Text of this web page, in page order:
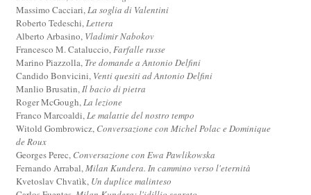
Massimo Cacciari,La soglia di Valentini
Roberto Tedeschi,Lettera
Alberto Arbasino, Vladimir Nabokov
Francesco M. Cataluccio,Farfalle russe
Marino Piazzolla, Tre domande a Antonio Delfini
Candido Bonvicini, Venti quesiti ad Antonio Delfini
Manlio Brusatin,Il bacio di pietra
Roger McGough,La lezione
Franco Marcoaldi,Le malattie del nostro tempo
Witold Gombrowicz, Conversazione con Michel Polac e Dominique
de Roux
Georges Perec, Conversazione con Ewa Pawlikowska
Fernando Arrabal,Milan Kundera. In cammino verso l'eternità
Kvetoslav Chvatìk, Un duplice malinteso